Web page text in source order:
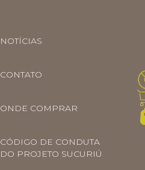
NOTÍCIAS
CONTATO
ONDE COMPRAR
CÓDIGO DE CONDUTA
DO PROJETO SUCURIÚ